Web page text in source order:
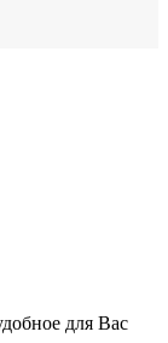
для Вас